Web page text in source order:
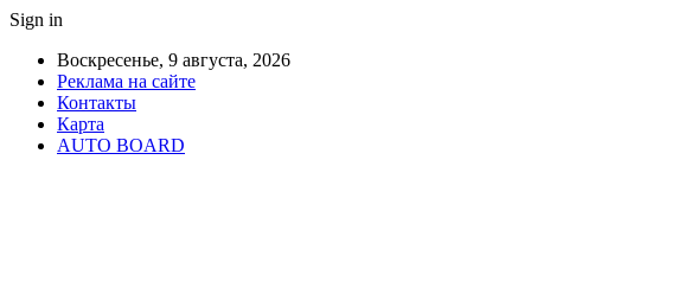
Sign in
Воскресенье, 9 августа, 2026
Реклама на сайте
Контакты
Карта
AUTO BOARD